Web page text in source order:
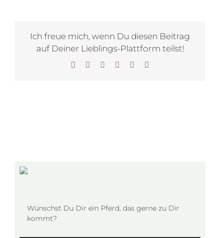
Ich freue mich, wenn Du diesen Beitrag
auf Deiner Lieblings-Plattform teilst!
Facebook LinkedInWhatsApp
Pinterest
Wünschst Du Dir ein Pferd, das gerne zu Dir
kommt?